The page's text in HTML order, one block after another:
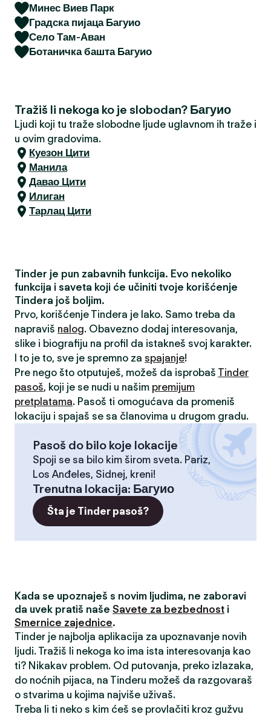
Минес Виев Парк
Градска пијаца Багуио
Село Там-Аван
Ботаничка башта Багуио
Tražiš li nekoga ko je slobodan? Багуио
Ljudi koji tu traže slobodne ljude uglavnom ih traže i
u ovim gradovima.
Куезон Цити
Манила
Давао Цити
Илиган
Тарлац Цити
Tinder je pun zabavnih funkcija. Evo nekoliko
funkcija i saveta koji će učiniti tvoje korišćenje
Tindera još boljim.
Prvo, korišćenje Tindera je lako. Samo treba da
napraviš nalog. Obavezno dodaj interesovanja,
slike i biografiju na profil da istakneš svoj karakter.
I to je to, sve je spremno za spajanje!
Pre nego što otputuješ, možeš da isprobaš Tinder
pasoš, koji je se nudi u našim premijum
pretplatama. Pasoš ti omogućava da promeniš
lokaciju i spajaš se sa članovima u drugom gradu.
Pasoš do bilo koje lokacije
Spoji se sa bilo kim širom sveta. Pariz,
Los Anđeles, Sidnej, kreni!
Trenutna lokacija: Багуио
Šta je Tinder pasoš?
Kada se upoznaješ s novim ljudima, ne zaboravi
da uvek pratiš naše Savete za bezbednost i
Smernice zajednice.
Tinder je najbolja aplikacija za upoznavanje novih
ljudi. Tražiš li nekoga ko ima ista interesovanja kao
ti? Nikakav problem. Od putovanja, preko izlazaka,
do noćnih pijaca, na Tinderu možeš da razgovaraš
o stvarima u kojima najviše uživaš.
Treba li ti neko s kim ćeš se provlačiti kroz gužvu